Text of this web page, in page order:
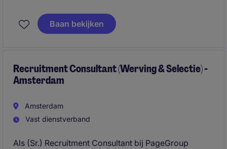
eenTalent Acquisition Advisor - Lateral & Early
Careersdie zowel ervaren professionals als
Baan bekijken
Recruitment Consultant (Werving & Selectie) -
Amsterdam
Amsterdam
Vast dienstverband
Als (Sr.) Recruitment Consultant bij PageGroup